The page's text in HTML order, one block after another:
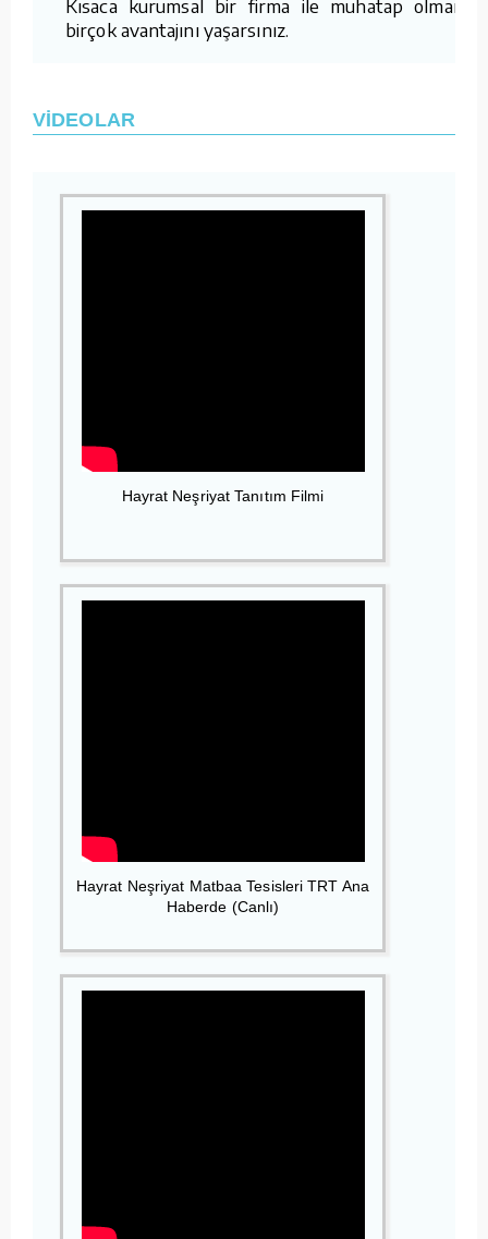
Kısaca kurumsal bir firma ile muhatap olmanın
birçok avantajını yaşarsınız.
VİDEOLAR
Hayrat Neşriyat Tanıtım Filmi
Hayrat Neşriyat Matbaa Tesisleri TRT Ana
Haberde (Canlı)